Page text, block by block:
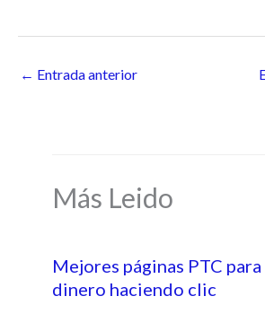
← Entrada anterior
Más Leido
Mejores páginas PTC para
dinero haciendo clic